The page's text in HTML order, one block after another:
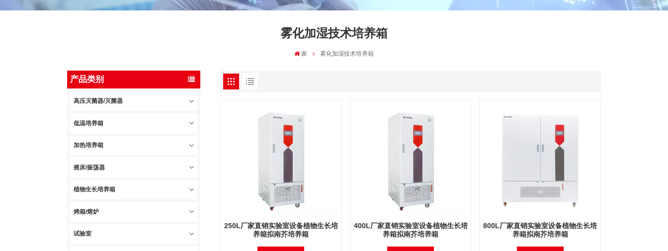
雾化加湿技术培养箱
家 雾化加湿技术培养箱
产品类别
高压灭菌器/灭菌器
低温培养箱
加热培养箱
摇床/振荡器
植物生长培养箱
烤箱/熔炉
试验室
250L厂家直销实验室设备植物生长培
养箱拟南芥培养箱
400L厂家直销实验室设备植物生长培
养箱拟南芥培养箱
800L厂家直销实验室设备植物生长培
养箱拟南芥培养箱